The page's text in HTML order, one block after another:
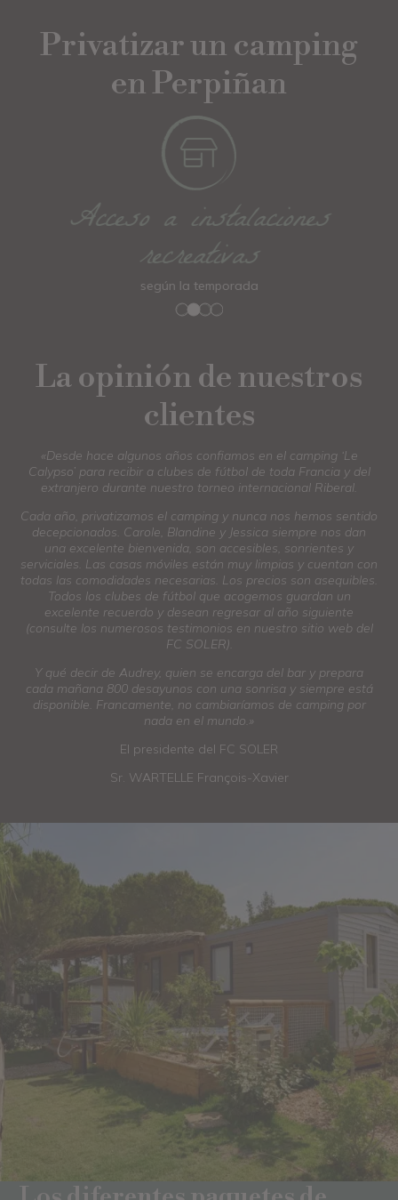
Privatizar un camping
en Perpiñan
Acceso a instalaciones
recreativas
según la temporada
La opinión de nuestros
clientes
«Desde hace algunos años confiamos en el camping ‘Le
Calypso’ para recibir a clubes de fútbol de toda Francia y del
extranjero durante nuestro torneo internacional Riberal.
Cada año, privatizamos el camping y nunca nos hemos sentido
decepcionados. Carole, Blandine y Jessica siempre nos dan
una excelente bienvenida, son accesibles, sonrientes y
serviciales. Las casas móviles están muy limpias y cuentan con
todas las comodidades necesarias. Los precios son asequibles.
Todos los clubes de fútbol que acogemos guardan un
excelente recuerdo y desean regresar al año siguiente
(consulte los numerosos testimonios en nuestro sitio web del
FC SOLER).
Y qué decir de Audrey, quien se encarga del bar y prepara
cada mañana 800 desayunos con una sonrisa y siempre está
disponible. Francamente, no cambiaríamos de camping por
nada en el mundo.»
El presidente del FC SOLER
Sr. WARTELLE François-Xavier